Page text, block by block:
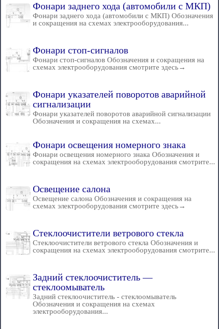
Фонари заднего хода (автомобили с МКП)
Фонари заднего хода (автомобили с МКП) Обозначения
и сокращения на схемах электрооборудования...
Фонари стоп-сигналов
Фонари стоп-сигналов Обозначения и сокращения на
схемах электрооборудования смотрите здесь→
Фонари указателей поворотов аварийной
сигнализации
Фонари указателей поворотов аварийной сигнализации
Обозначения и сокращения на схемах...
Фонари освещения номерного знака
Фонари освещения номерного знака Обозначения и
сокращения на схемах электрооборудования смотрите...
Освещение салона
Освещение салона Обозначения и сокращения на
схемах электрооборудования смотрите здесь→
Стеклоочистители ветрового стекла
Стеклоочистители ветрового стекла Обозначения и
сокращения на схемах электрооборудования смотрите...
Задний стеклоочиститель —
стеклоомыватель
Задний стеклоочиститель - стеклоомыватель
Обозначения и сокращения на схемах
электрооборудования...